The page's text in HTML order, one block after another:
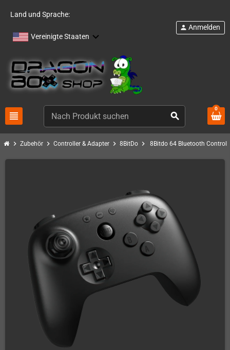
Land und Sprache:
Vereinigte Staaten
view_headline search
person Anmelden
0
chevron_right Zubehör chevron_right Controller & Adapter chevron_right 8BitDo chevron_right 8Bitdo 64 Bluetooth